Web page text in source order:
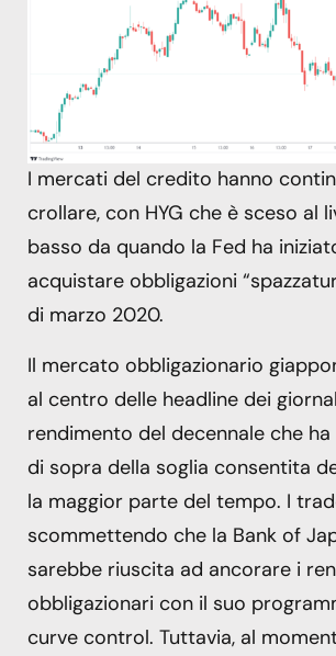
I mercati del credito hanno
crollare, con HYG che è sceso al
basso da quando la Fed ha
acquistare obbligazioni
di marzo 2020.
Il mercato obbligazionario
al centro delle headline dei
rendimento del decennale che
di sopra della soglia consentita
la maggior parte del tempo. I
scommettendo che la Bank of
sarebbe riuscita ad ancorare i
obbligazionari con il suo
curve control. Tuttavia, al